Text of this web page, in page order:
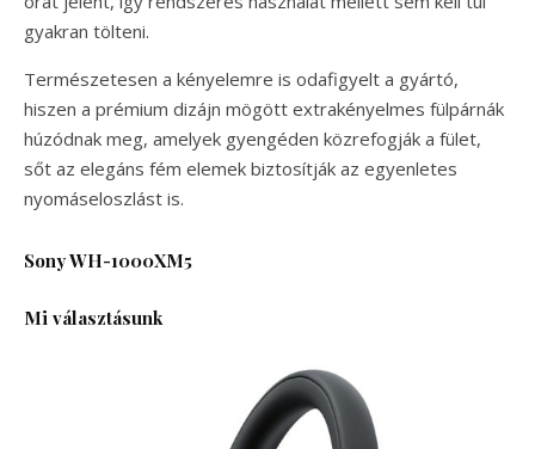
gyakran tölteni.
Természetesen a kényelemre is odafigyelt a gyártó,
hiszen a prémium dizájn mögött extrakényelmes fülpárnák
húzódnak meg, amelyek gyengéden közrefogják a fület,
sőt az elegáns fém elemek biztosítják az egyenletes
nyomáseloszlást is.
Sony WH-1000XM5
Mi választásunk